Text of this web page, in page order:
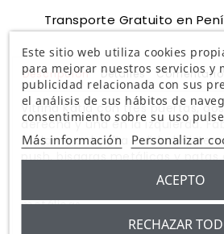
Transporte Gratuito en
Descripción Detalles Comentario
Vitrina Katia con tres puertas,
derecha y una en la izquierda.
melamina de alta calidad.
push, bisagras metálicas y
-Sistema de apertura de puertas
metálicas.
- La puerta principal de la vitrina
Este sitio web utiliza cookies
para mejorar nuestros servicios y
publicidad relacionada con sus
el análisis de sus hábitos de
consentimiento sobre su uso
Más información Personalizar
RECHAZAR
ACEPTO